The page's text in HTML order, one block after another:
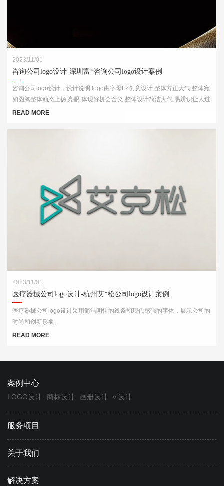
2023/11/01
咨询公司logo设计-深圳富*咨询公司logo设计案例
咨询公司logo设计，设计说明:logo由字母FZ创意设计,整体方正大气,整体宛
如图腾整体动态上扬,亮眼,体现好机会含义,整体设计简洁大气,易辨识让人过
目不忘
READ MORE
2023/11/01
医疗器械公司logo设计-杭州艾*松公司logo设计案例
医疗器械公司logo设计采用简洁明快的线条和现代感强的字体，展示公司的
时尚和创新形象。
READ MORE
案例中心
LOGO设计 商标设计 画册设计 vi设计
服务项目
关于我们
解决方案